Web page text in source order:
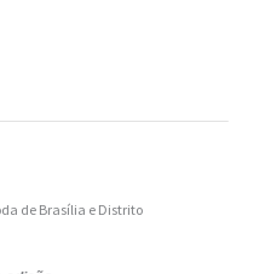
de Brasília e Distrito